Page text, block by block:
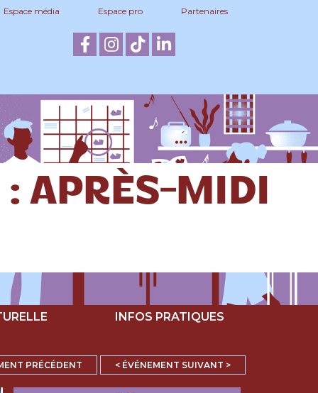
Espace média Espace pro Partenaires
: APRÈS-MIDI
INFOS PRATIQUES
PRÉCÉDENT < ÉVÉNEMENT SUIVANT >